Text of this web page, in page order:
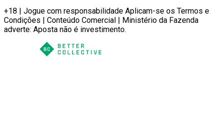
+18 | Jogue com responsabilidade Aplicam-se os Termos e
Condições | Conteúdo Comercial | Ministério da Fazenda
adverte: Aposta não é investimento.